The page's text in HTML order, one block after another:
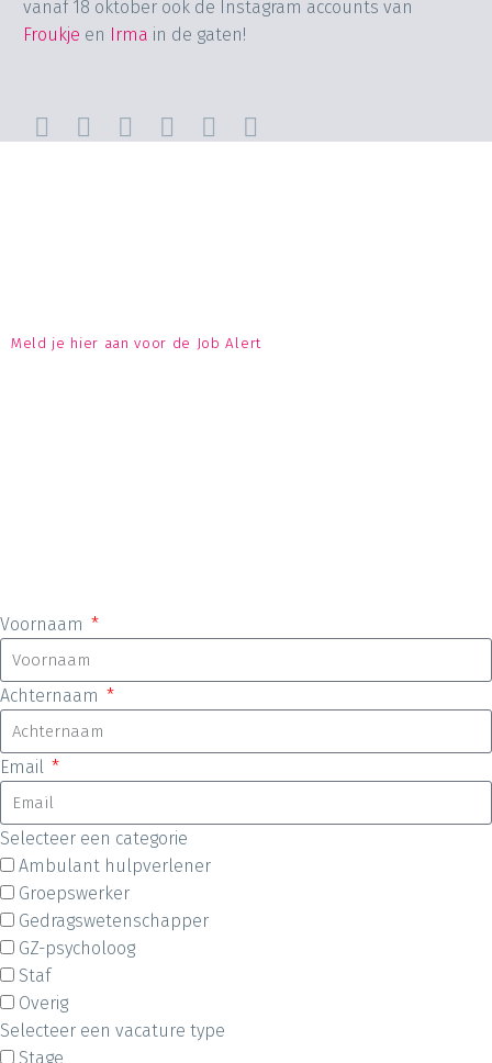
vanaf 18 oktober ook de Instagram accounts van
Froukje en Irma in de gaten!
Meld je hier aan voor de Job Alert
Voornaam
Achternaam
Email
Selecteer een categorie
Ambulant hulpverlener
Groepswerker
Gedragswetenschapper
GZ-psycholoog
Staf
Overig
Selecteer een vacature type
Stage